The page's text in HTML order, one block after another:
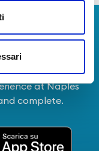
Services!
services and
at Naples
complete.